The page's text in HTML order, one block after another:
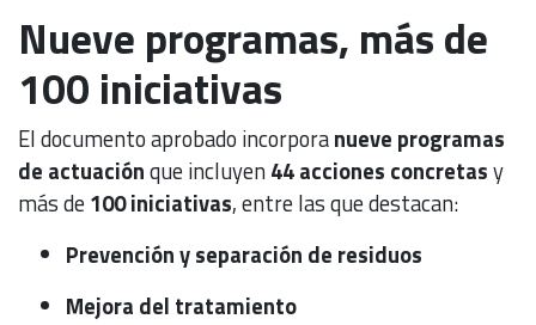
Nueve programas, más de
100 iniciativas
El documento aprobado incorporanueve programas
de actuaciónque incluyen44 acciones concretasy
más de100 iniciativas, entre las que destacan:
Prevención y separación de residuos
Mejora del tratamiento